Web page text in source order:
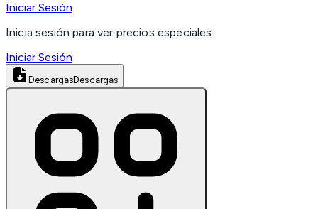
Iniciar Sesión
Inicia sesión para ver precios especiales
Iniciar Sesión
DescargasDescargas